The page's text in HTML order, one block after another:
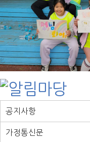
공지사항
가정통신문